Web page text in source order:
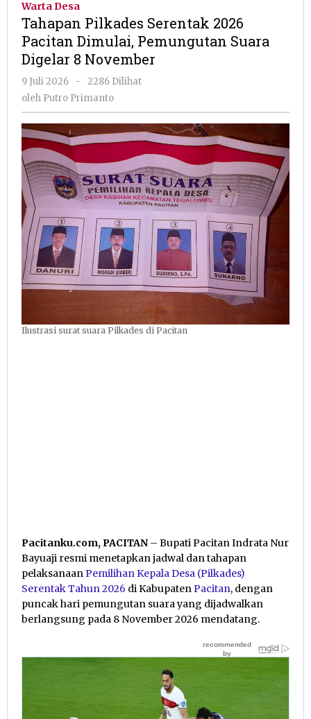
Pacitan
Dimulai,
November
Warta Desa
Tahapan Pilkades Serentak 2026
Pacitan Dimulai, Pemungutan Suara
Digelar 8 November
9 Juli 2026
oleh
Putro
-
2286 Dilihat
oleh Putro Primanto
Ilustrasi surat suara Pilkades di Pacitan
Pacitanku.com, PACITAN – Bupati Pacitan Indrata Nur
Bayuaji resmi menetapkan jadwal dan tahapan
pelaksanaanPemilihan Kepala Desa (Pilkades)
Serentak Tahun 2026 di KabupatenPacitan, dengan
puncak hari pemungutan suara yang dijadwalkan
berlangsung pada 8 November 2026 mendatang.